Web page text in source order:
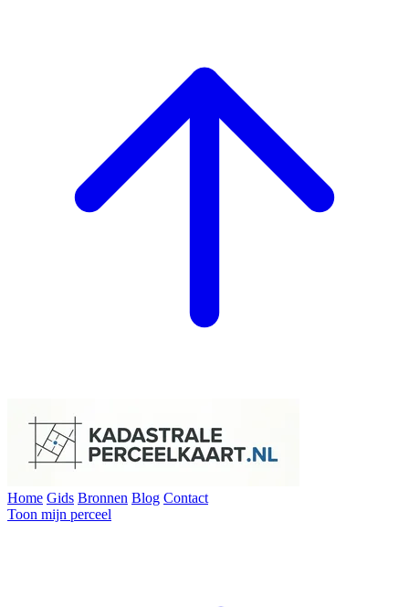
Home Gids Bronnen Blog Contact
Toon mijn perceel